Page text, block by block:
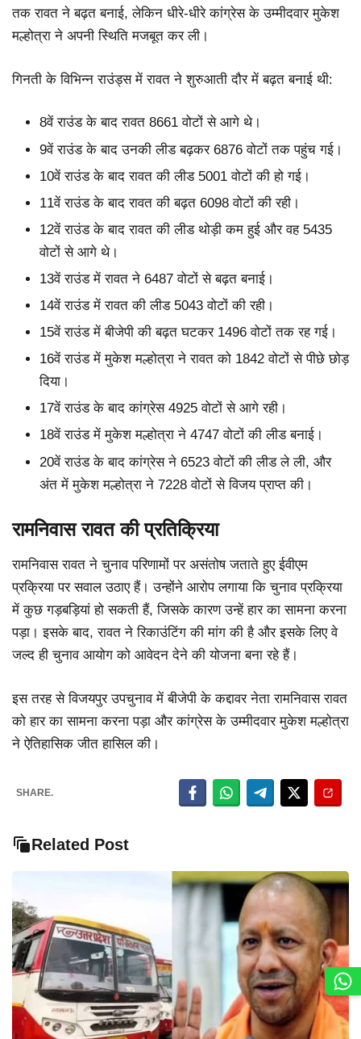
तक रावत ने बढ़त बनाई, लेकिन धीरे-धीरे कांग्रेस के उम्मीदवार मुकेश
मल्होत्रा ने अपनी स्थिति मजबूत कर ली।
गिनती के विभिन्न राउंड्स में रावत ने शुरुआती दौर में बढ़त बनाई थी:
8वें राउंड के बाद रावत 8661 वोटों से आगे थे।
9वें राउंड के बाद उनकी लीड बढ़कर 6876 वोटों तक पहुंच गई।
10वें राउंड के बाद रावत की लीड 5001 वोटों की हो गई।
11वें राउंड के बाद रावत की बढ़त 6098 वोटों की रही।
12वें राउंड के बाद रावत की लीड थोड़ी कम हुई और वह 5435
वोटों से आगे थे।
13वें राउंड में रावत ने 6487 वोटों से बढ़त बनाई।
14वें राउंड में रावत की लीड 5043 वोटों की रही।
15वें राउंड में बीजेपी की बढ़त घटकर 1496 वोटों तक रह गई।
16वें राउंड में मुकेश मल्होत्रा ने रावत को 1842 वोटों से पीछे छोड़
दिया।
17वें राउंड के बाद कांग्रेस 4925 वोटों से आगे रही।
18वें राउंड में मुकेश मल्होत्रा ने 4747 वोटों की लीड बनाई।
20वें राउंड के बाद कांग्रेस ने 6523 वोटों की लीड ले ली, और
अंत में मुकेश मल्होत्रा ने 7228 वोटों से विजय प्राप्त की।
रामनिवास रावत की प्रतिक्रिया
रामनिवास रावत ने चुनाव परिणामों पर असंतोष जताते हुए ईवीएम
प्रक्रिया पर सवाल उठाए हैं। उन्होंने आरोप लगाया कि चुनाव प्रक्रिया
में कुछ गड़बड़ियां हो सकती हैं, जिसके कारण उन्हें हार का सामना करना
पड़ा। इसके बाद, रावत ने रिकाउंटिंग की मांग की है और इसके लिए वे
जल्द ही चुनाव आयोग को आवेदन देने की योजना बना रहे हैं।
इस तरह से विजयपुर उपचुनाव में बीजेपी के कद्दावर नेता रामनिवास रावत
को हार का सामना करना पड़ा और कांग्रेस के उम्मीदवार मुकेश मल्होत्रा
ने ऐतिहासिक जीत हासिल की।
SHARE.
Related Post